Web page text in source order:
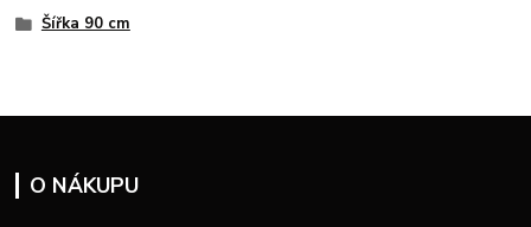
Šířka 90 cm
O NÁKUPU